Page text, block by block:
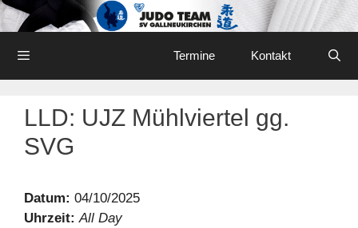
Skip
to
content
Termine Kontakt
LLD: UJZ Mühlviertel gg.
SVG
Datum: 04/10/2025
Uhrzeit: All Day